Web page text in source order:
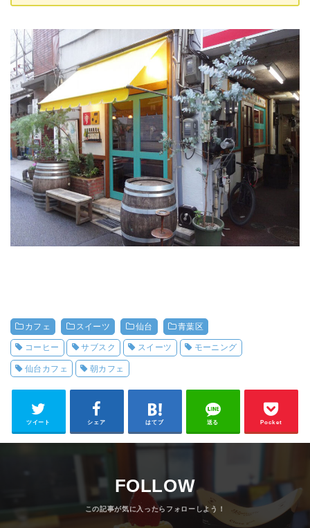
カフェ スイーツ 仙台 青葉区
コーヒー サブスク スイーツ モーニング
仙台カフェ 朝カフェ
ツイート シェア はてブ 送る Pocket
FOLLOW